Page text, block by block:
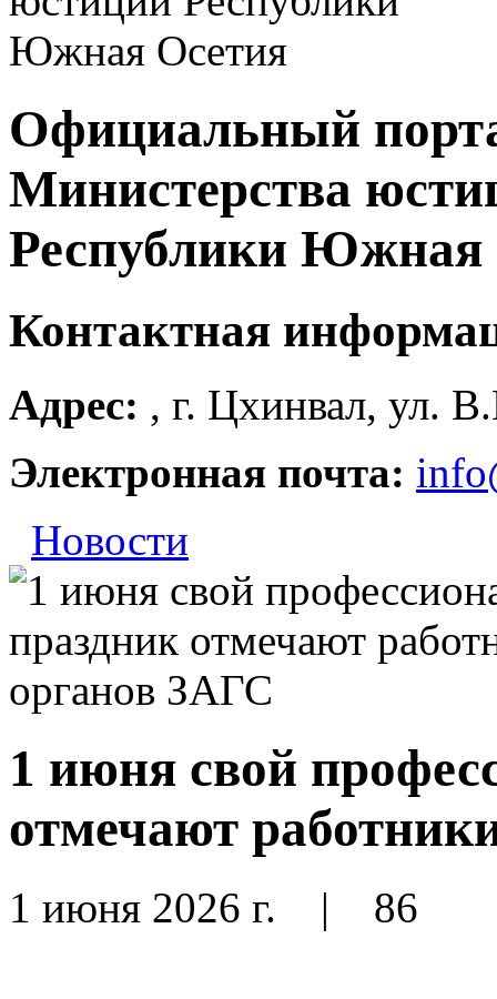
Официальный
Министерства
Республики Южная
Контактная
Адрес: , г. Цхинвал, ул.
Электронная почта:
Новости
1 июня свой
отмечают
1 июня 2026 г. | 86